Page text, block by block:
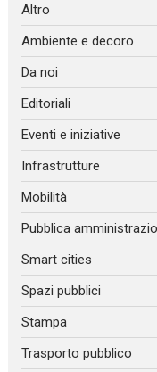
Altro
Ambiente e decoro
Da noi
Editoriali
Eventi e iniziative
Infrastrutture
Mobilità
Pubblica
Smart cities
Spazi pubblici
Stampa
Trasporto pubblico